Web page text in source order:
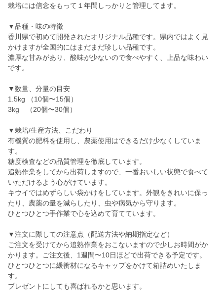
栽培には信念をもって１年間しっかりと管理してます。
▼品種・味の特徴
香川県で初めて開発されたオリジナル品種です。県内ではよく見
かけますが全国的にはまだまだ珍しい品種です。
濃厚な甘みがあり、酸味が少ないので食べやすく、上品な味わい
です。
▼数量、分量の目安
1.5kg （10個〜15個）
3kg （20個〜30個）
▼栽培/生産方法、こだわり
有機質の肥料を使用し、農薬使用はできるだけ少なくしていま
す。
糖度検査などの品質管理を徹底しています。
追熟作業をしてから出荷しますので、一番おいしい状態で食べて
いただけるよう心がけています。
キウイではめずらしい袋かけをしています。外観をきれいに保っ
たり、農薬の量を減らしたり、虫や病気から守ります。
ひとつひとつ手作業で心を込めて育てています。
▼注文に際しての注意点（配送方法や納期指定など）
ご注文を受けてから追熟作業をおこないますので少しお時間がか
かります。ご注文後、1週間〜10日ほどで出荷できる予定です。
ひとつひとつに緩衝材になるキャップをかけて箱詰めいたしま
す。
プレゼントにしても喜ばれるかと思います。